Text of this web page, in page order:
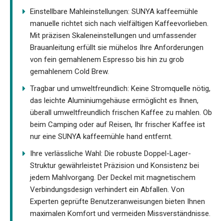
Einstellbare Mahleinstellungen: SUNYA kaffeemühle
manuelle richtet sich nach vielfältigen Kaffeevorlieben.
Mit präzisen Skaleneinstellungen und umfassender
Brauanleitung erfüllt sie mühelos Ihre Anforderungen
von fein gemahlenem Espresso bis hin zu grob
gemahlenem Cold Brew.
Tragbar und umweltfreundlich: Keine Stromquelle nötig,
das leichte Aluminiumgehäuse ermöglicht es Ihnen,
überall umweltfreundlich frischen Kaffee zu mahlen. Ob
beim Camping oder auf Reisen, Ihr frischer Kaffee ist
nur eine SUNYA kaffeemühle hand entfernt.
Ihre verlässliche Wahl: Die robuste Doppel-Lager-
Struktur gewährleistet Präzision und Konsistenz bei
jedem Mahlvorgang. Der Deckel mit magnetischem
Verbindungsdesign verhindert ein Abfallen. Von
Experten geprüfte Benutzeranweisungen bieten Ihnen
maximalen Komfort und vermeiden Missverständnisse.